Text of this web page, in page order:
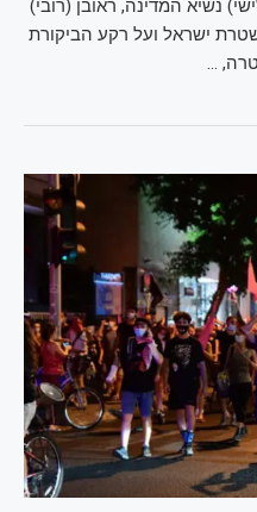
נשיא המדינה, ראובן (רובי)
ישראל ועל רקע הביקורת
…